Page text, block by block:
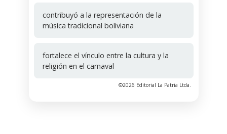
contribuyó a la representación de la
música tradicional boliviana
fortalece el vínculo entre la cultura y la
religión en el carnaval
©2026 Editorial La Patria Ltda.